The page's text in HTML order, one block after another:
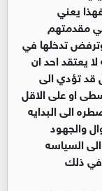
يعني
مقدمتهم
وترفض تدخلها في
يعتقد احد ان
قد تؤدي الى
او على الاقل
الى البدايه
والجهود
السياسه
في ذلك